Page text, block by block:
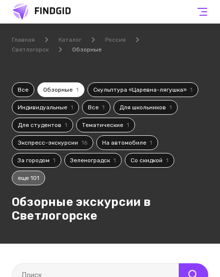
Главная Каталог
Россия
Светлогорск
Обзорные
Все Обзорные 1 Скульптура «Царевна-лягушка» 1
Индивидуальные 1 Все 1 Для школьников 1
Для студентов 1 Тематические 1
Экспресс-экскурсии 16 На автомобиле 1
За городом 1 Зеленоградск 1 Со скидкой 1
еще 101
Обзорные экскурсии в
Светлогорске